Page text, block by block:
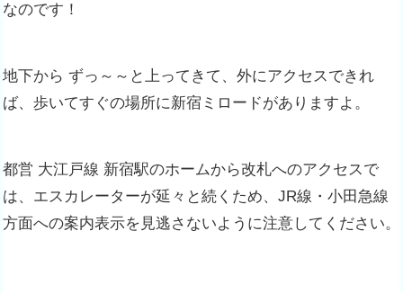
なのです！
地下から ずっ～～と上ってきて、外にアクセスできれ
ば、歩いてすぐの場所に新宿ミロードがありますよ。
都営 大江戸線 新宿駅のホームから改札へのアクセスで
は、エスカレーターが延々と続くため、JR線・小田急線
方面への案内表示を見逃さないように注意してください。